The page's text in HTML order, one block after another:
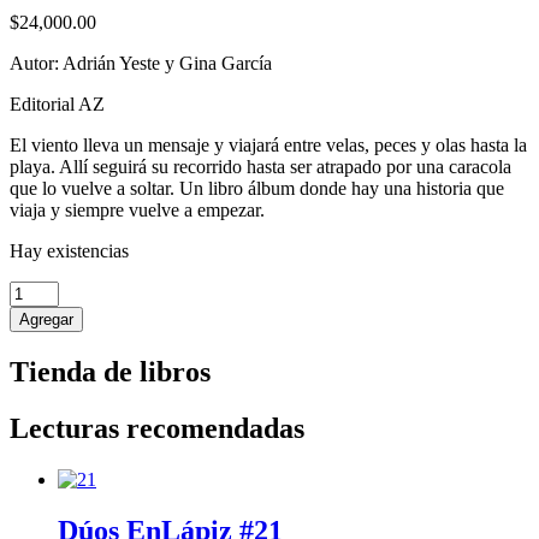
$24,000.00
Autor: Adrián Yeste y Gina García
Editorial AZ
El viento lleva un mensaje y viajará entre velas, peces y olas hasta la
playa. Allí seguirá su recorrido hasta ser atrapado por una caracola
que lo vuelve a soltar. Un libro álbum donde hay una historia que
viaja y siempre vuelve a empezar.
Hay existencias
Caracoleo
cantidad
Agregar
Tienda de libros
Lecturas recomendadas
Dúos EnLápiz #21